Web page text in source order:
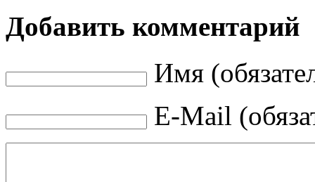
Добавить комментарий
Имя
E-Mail